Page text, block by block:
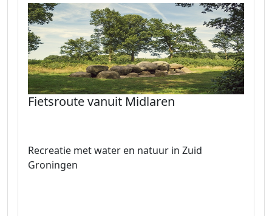
Fietsroute vanuit Midlaren
Recreatie met water en natuur in Zuid
Groningen